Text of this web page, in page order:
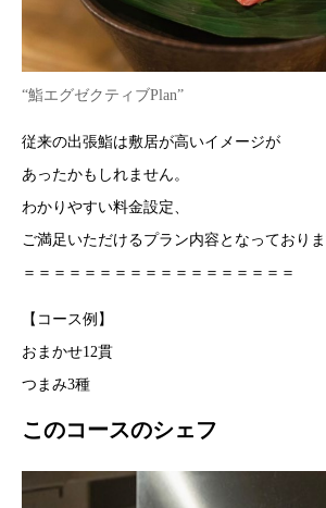
“鮨エグゼクティブPlan”
従来の出張鮨は敷居が高いイメージが
あったかもしれません。
わかりやすい料金設定、
ご満足いただけるプラン内容となっておりま
＝＝＝＝＝＝＝＝＝＝＝＝＝＝＝＝＝＝
【コース例】
おまかせ12貫
つまみ3種
このコースのシェフ